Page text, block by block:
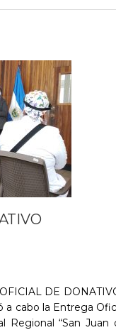
DE
a cabo la Entrega
Regional “San Juan